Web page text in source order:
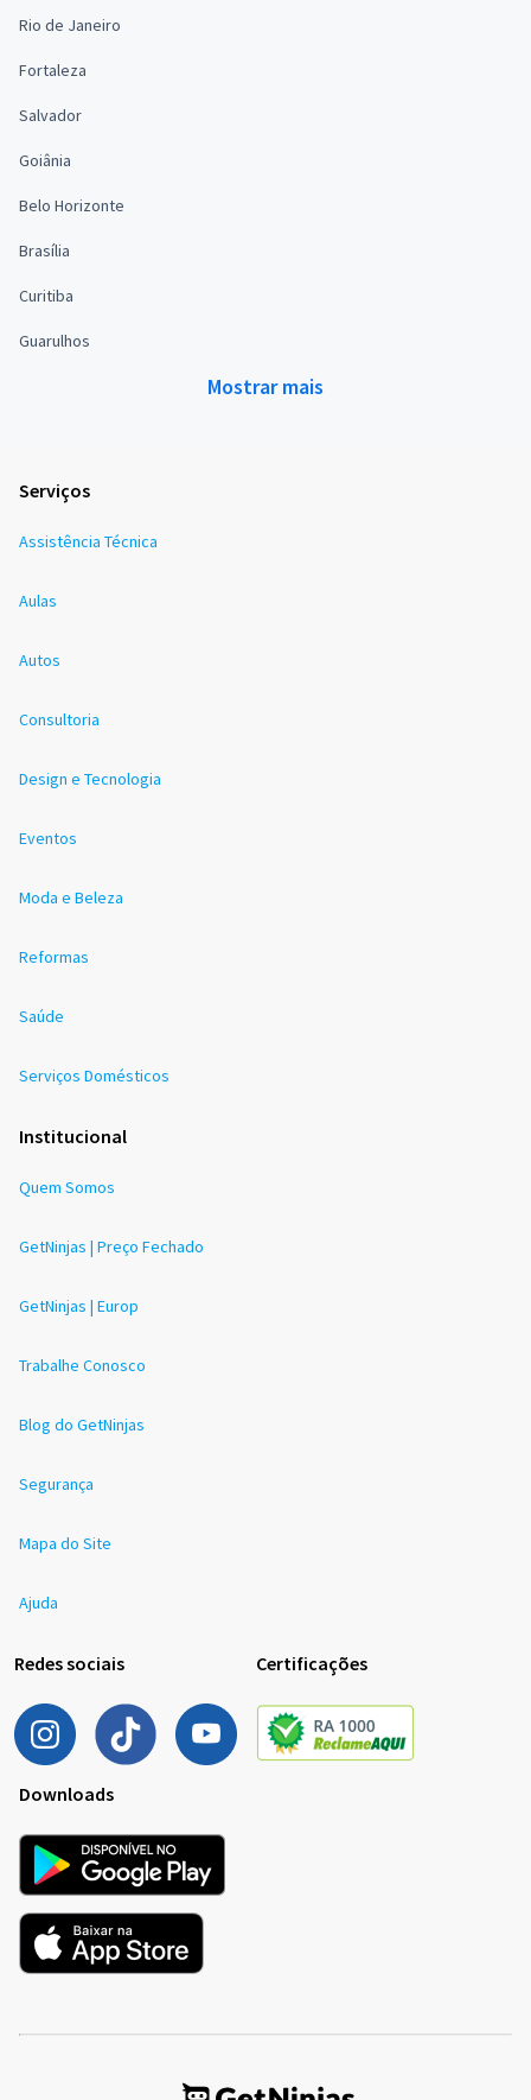
Rio de Janeiro
Fortaleza
Salvador
Goiânia
Belo Horizonte
Brasília
Curitiba
Guarulhos
Mostrar mais
Serviços
Assistência Técnica
Aulas
Autos
Consultoria
Design e Tecnologia
Eventos
Moda e Beleza
Reformas
Saúde
Serviços Domésticos
Institucional
Quem Somos
GetNinjas | Preço Fechado
GetNinjas | Europ
Trabalhe Conosco
Blog do GetNinjas
Segurança
Mapa do Site
Ajuda
Redes sociais Certificações
Downloads